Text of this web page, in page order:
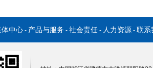
体中心 - 产品与服务 - 社会责任 - 人力资源 - 联系